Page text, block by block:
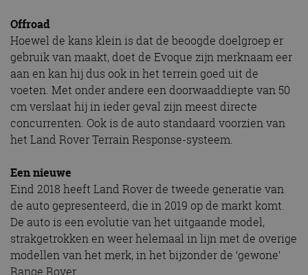
Offroad
Hoewel de kans klein is dat de beoogde doelgroep er
gebruik van maakt, doet de Evoque zijn merknaam eer
aan en kan hij dus ook in het terrein goed uit de
voeten. Met onder andere een doorwaaddiepte van 50
cm verslaat hij in ieder geval zijn meest directe
concurrenten. Ook is de auto standaard voorzien van
het Land Rover Terrain Response-systeem.
Een nieuwe
Eind 2018 heeft Land Rover de tweede generatie van
de auto gepresenteerd, die in 2019 op de markt komt.
De auto is een evolutie van het uitgaande model,
strakgetrokken en weer helemaal in lijn met de overige
modellen van het merk, in het bijzonder de ‘gewone’
Range Rover.